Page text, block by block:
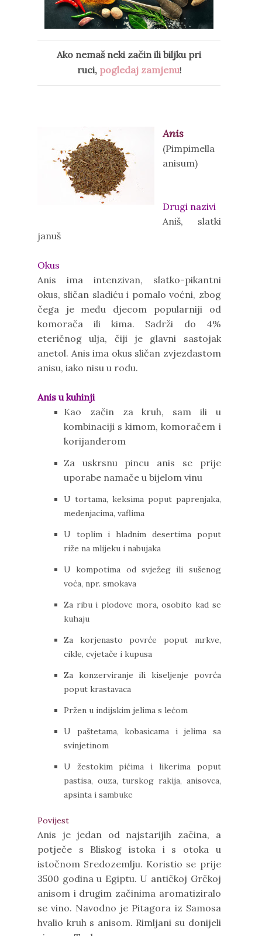
Ako nemaš neki začin ili biljku pri
ruci, pogledaj zamjenu!
Anis
(Pimpimella
anisum)
Drugi nazivi
Aniš, slatki
januš
Okus
Anis ima intenzivan, slatko-pikantni
okus, sličan sladiću i pomalo voćni, zbog
čega je među djecom popularniji od
komorača ili kima. Sadrži do 4%
eteričnog ulja, čiji je glavni sastojak
anetol. Anis ima okus sličan zvjezdastom
anisu, iako nisu u rodu.
Anis u kuhinji
Kao začin za kruh, sam ili u
kombinaciji s kimom, komoračem i
korijanderom
Za uskrsnu pincu anis se prije
uporabe namače u bijelom vinu
U tortama, keksima poput paprenjaka,
medenjacima, vaflima
U toplim i hladnim desertima poput
riže na mlijeku i nabujaka
U kompotima od svježeg ili sušenog
voća, npr. smokava
Za ribu i plodove mora, osobito kad se
kuhaju
Za korjenasto povrće poput mrkve,
cikle, cvjetače i kupusa
Za konzerviranje ili kiseljenje povrća
poput krastavaca
Pržen u indijskim jelima s lećom
U paštetama, kobasicama i jelima sa
svinjetinom
U žestokim pićima i likerima poput
pastisa, ouza, turskog rakija, anisovca,
apsinta i sambuke
Povijest
Anis je jedan od najstarijih začina, a
potječe s Bliskog istoka i s otoka u
istočnom Sredozemlju. Koristio se prije
3500 godina u Egiptu. U antičkoj Grčkoj
anisom i drugim začinima aromatiziralo
se vino. Navodno je Pitagora iz Samosa
hvalio kruh s anisom. Rimljani su donijeli